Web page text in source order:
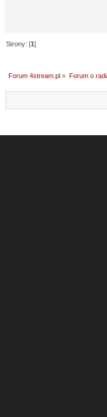
Strony: [1]
Forum 4stream.pl » Forum o